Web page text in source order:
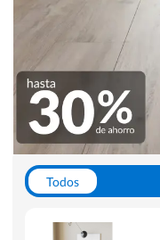
Todos
WC y Sanitarios